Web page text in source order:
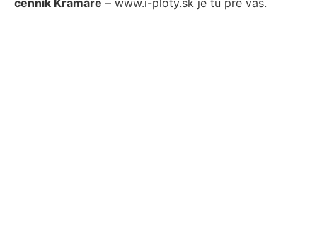
cenník Kramáre – www.i-ploty.sk je tu pre vás.